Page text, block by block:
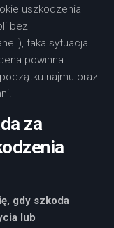
uszkodzenia
bez
taka sytuacja
powinna
najmu oraz
za
gdy szkoda
lub